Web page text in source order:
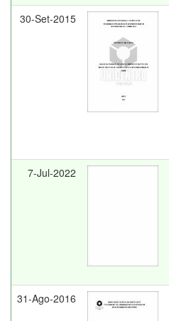
30-Set-2015
7-Jul-2022
31-Ago-2016